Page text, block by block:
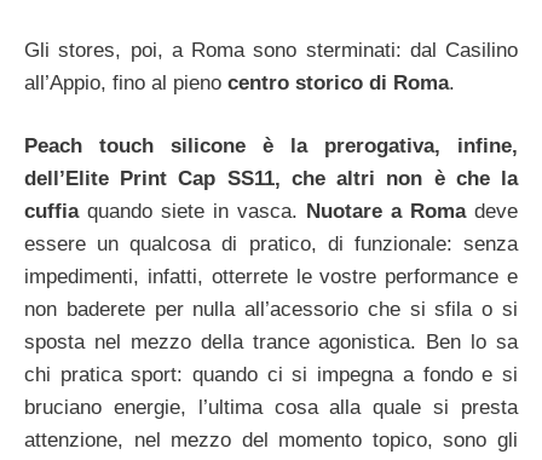
Gli stores, poi, a Roma sono sterminati: dal Casilino
all’Appio, fino al pieno centro storico di Roma.
Peach touch silicone è la prerogativa, infine,
dell’Elite Print Cap SS11, che altri non è che la
cuffiaquando siete in vasca. Nuotare a Romadeve
essere un qualcosa di pratico, di funzionale: senza
impedimenti, infatti, otterrete le vostre performance e
non baderete per nulla all’acessorio che si sfila o si
sposta nel mezzo della trance agonistica. Ben lo sa
chi pratica sport: quando ci si impegna a fondo e si
bruciano energie, l’ultima cosa alla quale si presta
attenzione, nel mezzo del momento topico, sono gli